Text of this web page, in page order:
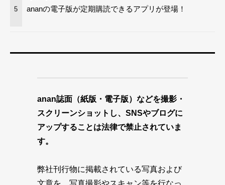
5 ananの電子版が定期購読できるアプリが登場！
anan誌面（紙版・電子版）などを撮影・
スクリーンショットし、SNSやブログに
アップすることは法律で禁止されていま
す。
弊社刊行物に掲載されている写真および
文章を、写真撮影やスキャン等を行なっ